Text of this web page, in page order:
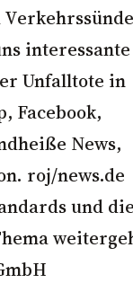
interessante
Unfalltote in
Facebook,
News,
roj/news.de
und die